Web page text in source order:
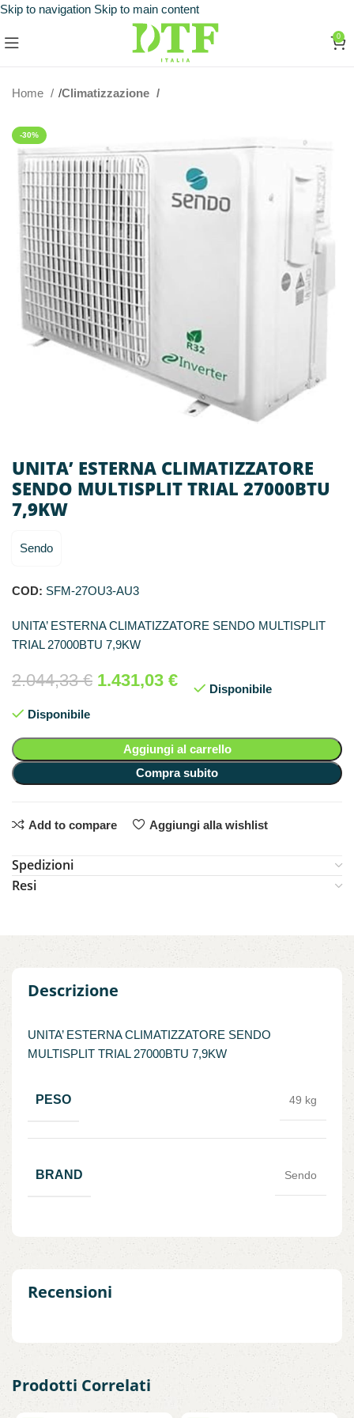
Skip to navigation Skip to main content
0
Home Climatizzazione
-30%
UNITA’ ESTERNA CLIMATIZZATORE
SENDO MULTISPLIT TRIAL 27000BTU
7,9KW
Sendo
COD: SFM-27OU3-AU3
UNITA’ ESTERNA CLIMATIZZATORE SENDO MULTISPLIT
TRIAL 27000BTU 7,9KW
2.044,33€ 1.431,03 €
Disponibile
Disponibile
Aggiungi al carrello
Compra subito
Add to compare Aggiungi alla wishlist
Spedizioni
Resi
Descrizione
UNITA’ ESTERNA CLIMATIZZATORE SENDO
MULTISPLIT TRIAL 27000BTU 7,9KW
PESO 49 kg
BRAND Sendo
Recensioni
Prodotti Correlati